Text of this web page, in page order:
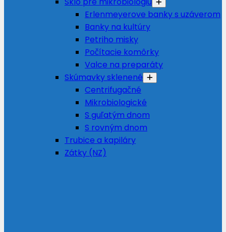
Erlenmeyerove banky s uzáverom
Banky na kultúry
Petriho misky
Počítacie komôrky
Valce na preparáty
Skúmavky sklenené
Centrifugačné
Mikrobiologické
S guľatým dnom
S rovným dnom
Trubice a kapiláry
Zátky (NZ)